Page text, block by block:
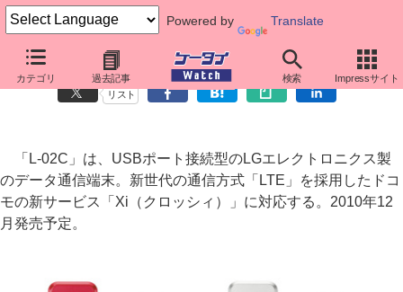
Powered by Translate
カテゴリ 過去記事 検索 Impressサイト
下り最大75Mbps「Xi」対応のUSBデータ通信端末「L-02C」
リスト
「L-02C」は、USBポート接続型のLGエレクトロニクス製
のデータ通信端末。新世代の通信方式「LTE」を採用したドコ
モの新サービス「Xi（クロッシィ）」に対応する。2010年12
月発売予定。